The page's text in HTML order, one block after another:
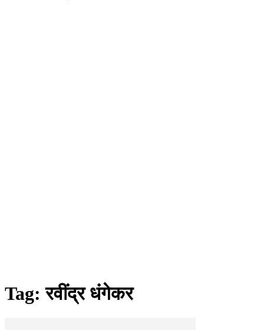
Tag: रवींद्र धंगेकर